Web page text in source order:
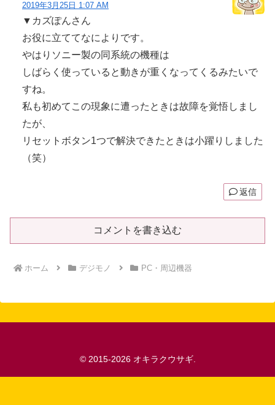
2019年3月25日 1:07 AM
▼カズぽんさん
お役に立ててなによりです。
やはりソニー製の同系統の機種は
しばらく使っていると動きが重くなってくるみたいで
すね。
私も初めてこの現象に遭ったときは故障を覚悟しまし
たが、
リセットボタン1つで解決できたときは小躍りしました
（笑）
返信
コメントを書き込む
ホーム デジモノ PC・周辺機器
© 2015-2026 オキラクウサギ.